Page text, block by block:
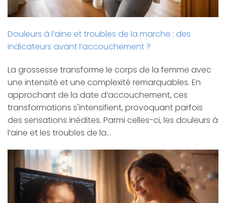
Douleurs à l’aine et troubles de la marche : des
indicateurs avant l’accouchement ?
La grossesse transforme le corps de la femme avec
une intensité et une complexité remarquables. En
approchant de la date d’accouchement, ces
transformations s'intensifient, provoquant parfois
des sensations inédites. Parmi celles-ci, les douleurs à
l’aine et les troubles de la…